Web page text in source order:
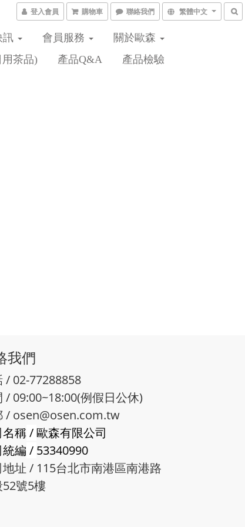
登入會員 購物車 聯絡我們 繁體中文
訊 會員服務
關於歐森
茶品) 產品Q&A 產品檢驗
我們
/ 02-77288858
/ 09:00~18:00(例假日公休)
/ osen@osen.com.tw
稱/歐森有限公司
編 / 53340990
址 / 115台北市南港區南港路
號5樓